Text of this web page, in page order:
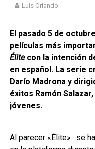
Luis Orlando
El pasado 5 de
películas más
Élite con la intención
en español. La serie
Darío Madrona y
éxitos Ramón
jóvenes.
Al parecer «Élite»
se